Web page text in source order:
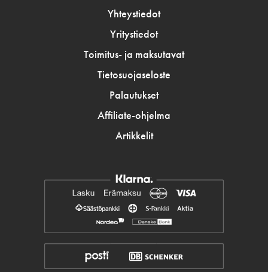
Yhteystiedot
Yritystiedot
Toimitus- ja maksutavat
Tietosuojaseloste
Palautukset
Affiliate-ohjelma
Artikkelit